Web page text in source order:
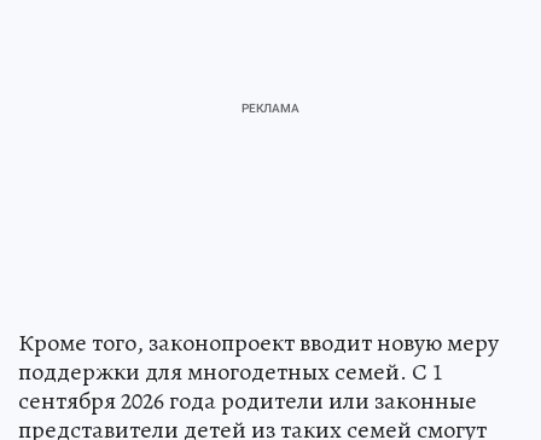
Кроме того, законопроект вводит новую меру
поддержки для многодетных семей. С 1
сентября 2026 года родители или законные
представители детей из таких семей смогут